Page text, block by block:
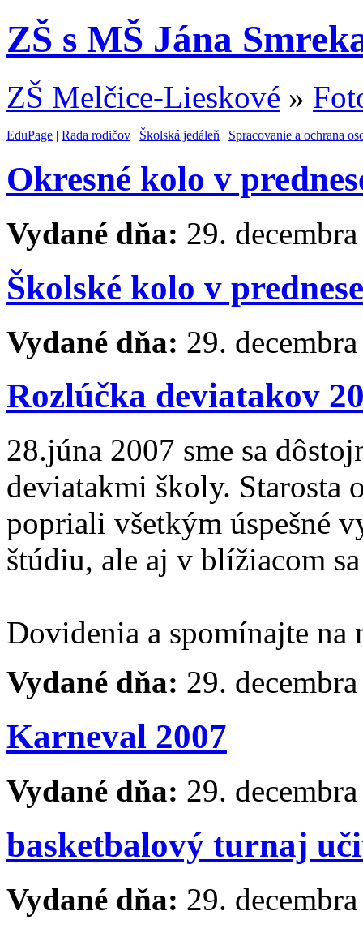
ZŠ s MŠ Jána
ZŠ Melčice-Lieskové »
EduPage | Rada rodičov | Školská jedáleň | Spracovanie a ochrana
Okresné kolo v
Vydané dňa: 29.
Školské kolo v prednese
Vydané dňa: 29.
Rozlúčka deviatakov
28.júna 2007 sme sa
deviatakmi školy. Starosta
popriali všetkým úspešné
štúdiu, ale aj v blížiacom
Dovidenia a spomínajte na
Vydané dňa: 29.
Karneval 2007
Vydané dňa: 29.
basketbalový turnaj
Vydané dňa: 29.